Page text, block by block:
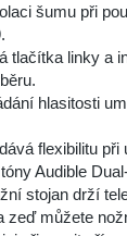
šumu při
tlačítka linky a
hlasitosti
flexibilitu
Audible
stojan drží
můžete